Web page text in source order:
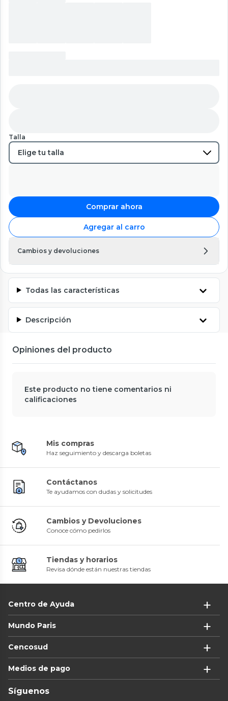
Talla
Comprar ahora
Agregar al carro
Cambios y devoluciones
Todas las características
Descripción
Opiniones del producto
Este producto no tiene comentarios ni
calificaciones
Mis compras
Haz seguimiento y descarga boletas
Contáctanos
Te ayudamos con dudas y solicitudes
Cambios y Devoluciones
Conoce cómo pedirlos
Tiendas y horarios
Revisa dónde están nuestras tiendas
Centro de Ayuda
Mundo Paris
Cencosud
Medios de pago
Síguenos